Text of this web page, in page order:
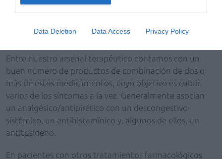
Data Deletion Data Access Privacy Policy
Productos de combinación
Entre nuestro arsenal terapéutico contamos con un
buen número de productos de combinación de dos o
más de estos medicamentos, cuyo objetivo es cubrir
varios de los síntomas a la vez. Generalmente asocian
un analgésico/antipirético con un descongestivo
sistémico, un antihistamínico y, algunos de ellos, un
antitusígeno.
En pacientes con otros tratamientos farmacológicos